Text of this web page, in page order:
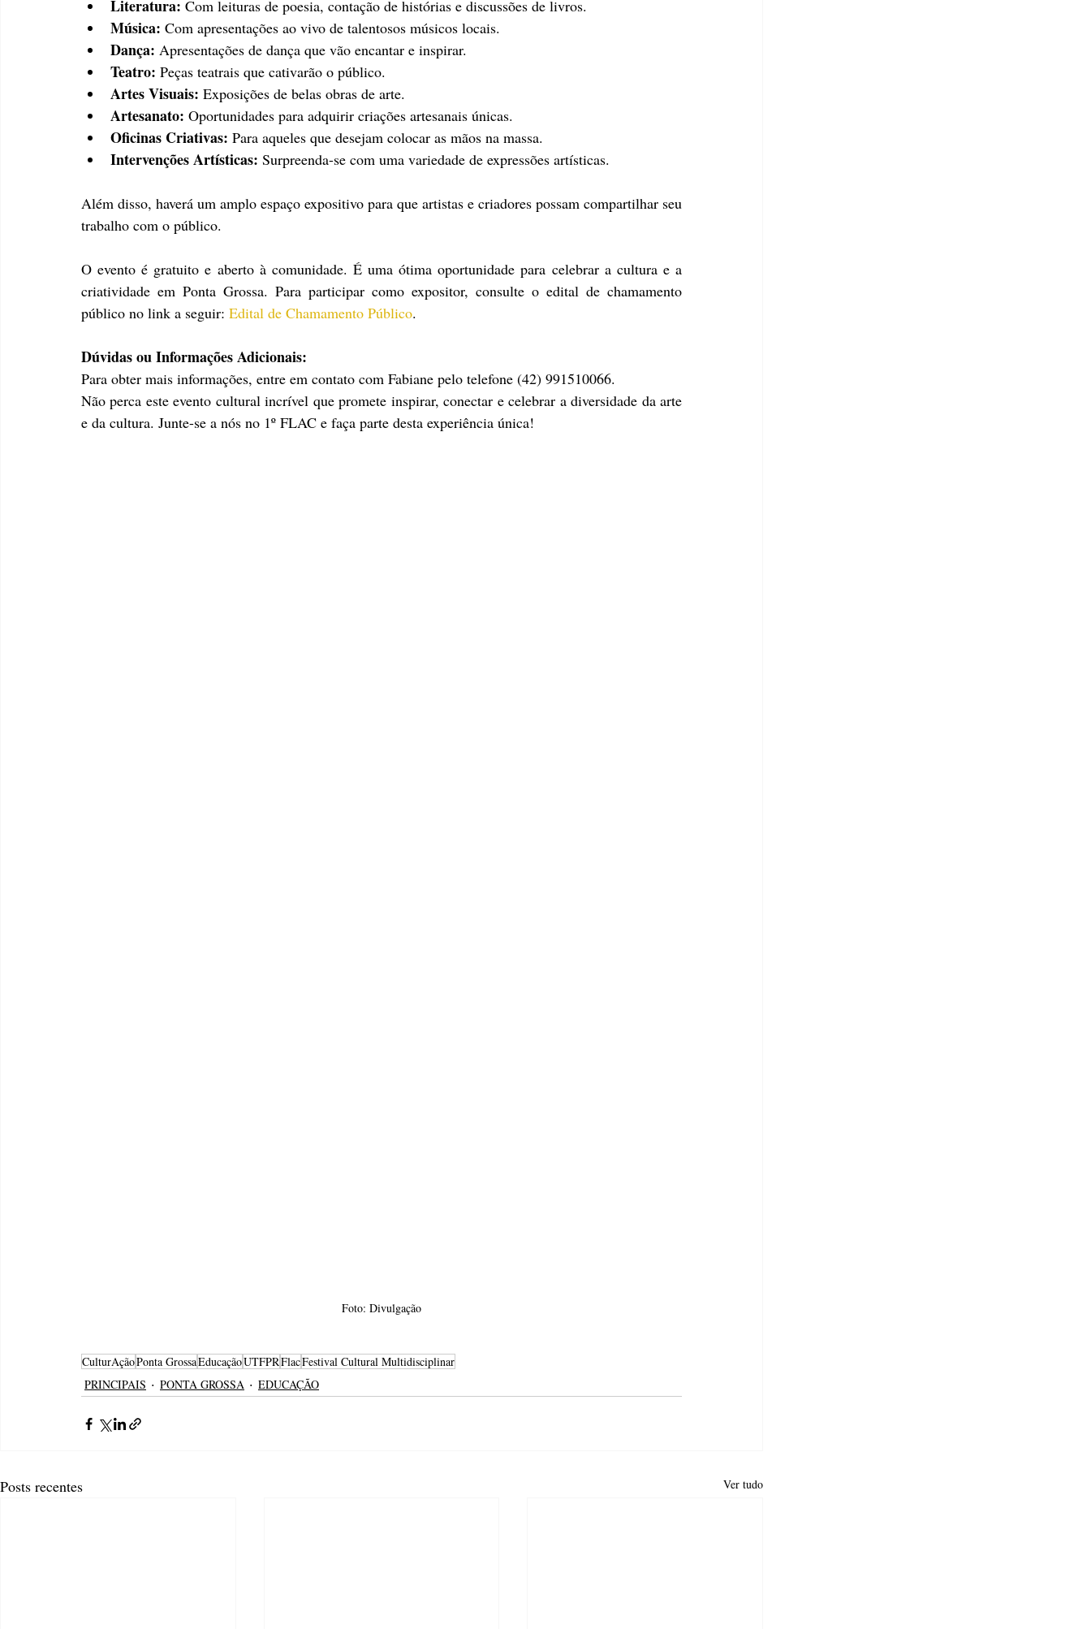
Literatura: Com leituras de poesia, contação de histórias e discussões de livros.
Música: Com apresentações ao vivo de talentosos músicos locais.
Dança: Apresentações de dança que vão encantar e inspirar.
Teatro: Peças teatrais que cativarão o público.
Artes Visuais: Exposições de belas obras de arte.
Artesanato: Oportunidades para adquirir criações artesanais únicas.
Oficinas Criativas: Para aqueles que desejam colocar as mãos na massa.
Intervenções Artísticas: Surpreenda-se com uma variedade de expressões artísticas.
Além disso, haverá um amplo espaço expositivo para que artistas e criadores possam compartilhar seu
trabalho com o público.
O evento é gratuito e aberto à comunidade. É uma ótima oportunidade para celebrar a cultura e a
criatividade em Ponta Grossa. Para participar como expositor, consulte o edital de chamamento
público no link a seguir: Edital de Chamamento Público.
Dúvidas ou Informações Adicionais:
Para obter mais informações, entre em contato com Fabiane pelo telefone (42) 991510066.
Não perca este evento cultural incrível que promete inspirar, conectar e celebrar a diversidade da arte
e da cultura. Junte-se a nós no 1º FLAC e faça parte desta experiência única!
Foto: Divulgação
CulturAçãoPonta GrossaEducaçãoUTFPRFlacFestival Cultural Multidisciplinar
PRINCIPAIS
PONTA GROSSA EDUCAÇÃO
Posts recentes Ver tudo